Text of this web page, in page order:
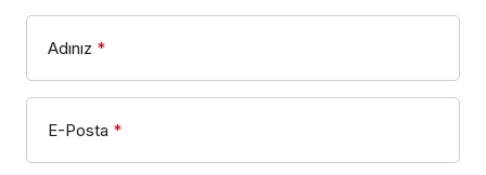
Adınız *
E-Posta *